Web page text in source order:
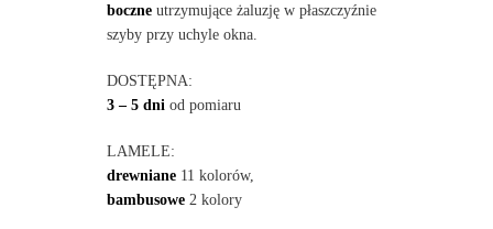
boczneutrzymujące żaluzję w płaszczyźnie
szyby przy uchyle okna.
DOSTĘPNA:
3 – 5 dni od pomiaru
LAMELE:
drewniane11 kolorów,
bambusowe2 kolory